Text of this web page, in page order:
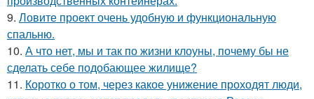
9. Ловите проект очень удобную и функциональную
спальню.
10. А что нет, мы и так по жизни клоуны, почему бы не
сделать себе подобающее жилище?
11. Коротко о том, через какое унижение проходят люди,